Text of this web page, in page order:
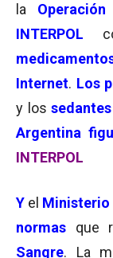
la Operación
INTERPOL
Internet. Los
y lossedantes
Argentina
INTERPOL
Y el Ministerio
normas
que
Sangre. La